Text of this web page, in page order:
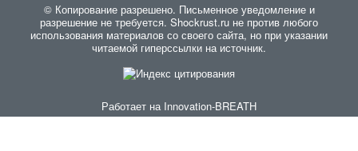
© Копирование разрешено. Письменное уведомление и
разрешение не требуется. Shockrust.ru не против любого
использования материалов со своего сайта, но при указании
читаемой гиперссылки на источник.
Работает на Innovation-BREATH